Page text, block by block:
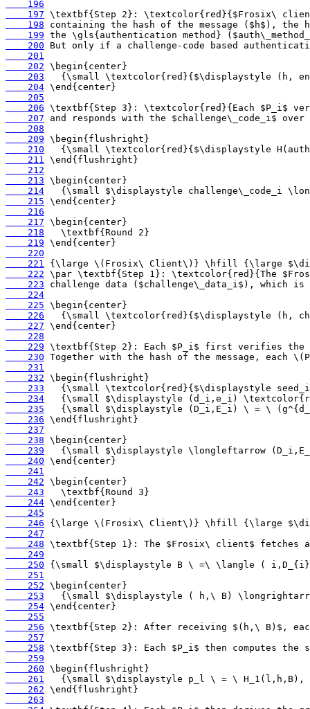
    196
    197
    198
    199
    200
    201
    202
    203
    204
    205
    206
    207
    208
    209
    210
    211
    212
    213
    214
    215
    216
    217
    218
    219
    220
    221
    222
    223
    224
    225
    226
    227
    228
    229
    230
    231
    232
    233
    234
    235
    236
    237
    238
    239
    240
    241
    242
    243
    244
    245
    246
    247
    248
    249
    250
    251
    252
    253
    254
    255
    256
    257
    258
    259
    260
    261
    262
    263